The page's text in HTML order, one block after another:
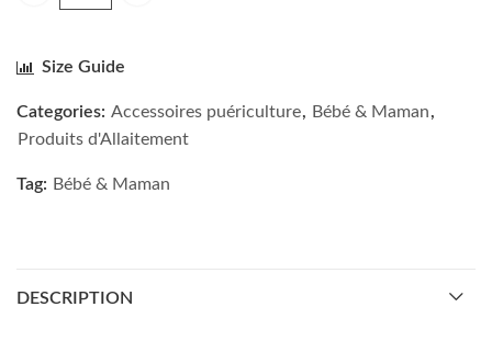
Size Guide
Categories: Accessoires puériculture, Bébé & Maman,
Produits d'Allaitement
Tag: Bébé & Maman
DESCRIPTION